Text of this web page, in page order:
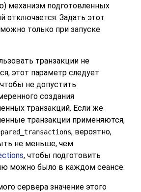
механизм подготовленных
отключается. Задать этот
только при запуске
транзакции не
этот параметр следует
не допустить
создания
транзакций. Если же
транзакции применяются,
, вероятно,
не меньше, чем
, чтобы подготовить
можно было в каждом сеансе.
сервера значение этого